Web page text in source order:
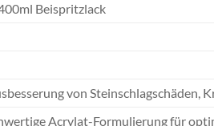
Beispritzlack
von Steinschlagschäden,
Acrylat-Formulierung für